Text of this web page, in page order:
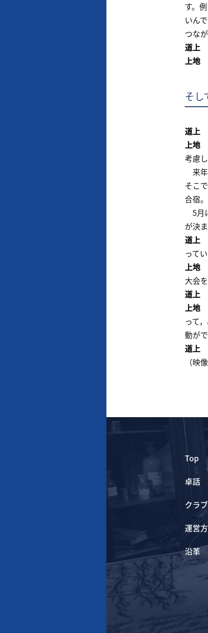
す。
いん
つな
道上
上地
そし
道上
上地
考慮
来
そこ
合宿
5月
が決
道上
って
上地
大会
道上
上地
って
動が
道上
（映
Top
卓話
クラ
運営
沿革